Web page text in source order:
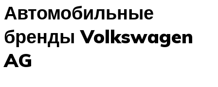
Автомобильные
бренды Volkswagen
AG